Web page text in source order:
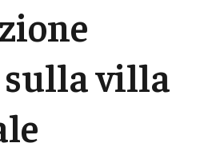
villa